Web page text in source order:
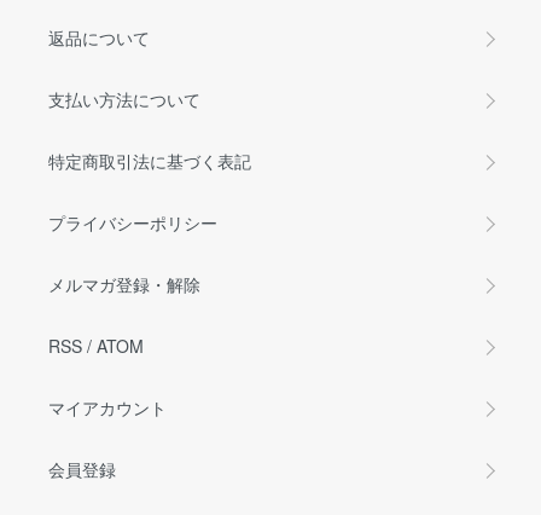
返品について
支払い方法について
特定商取引法に基づく表記
プライバシーポリシー
メルマガ登録・解除
RSS / ATOM
マイアカウント
会員登録